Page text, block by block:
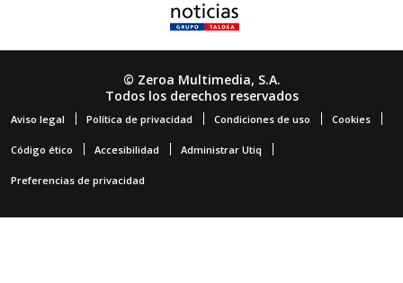
© Zeroa Multimedia, S.A.
Todos los derechos reservados
Aviso legal Política de privacidad Condiciones de uso Cookies
Código ético Accesibilidad Administrar Utiq
Preferencias de privacidad